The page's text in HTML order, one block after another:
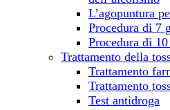
L’agopuntura
Procedura di 7
Procedura di
Trattamento della
Trattamento
Trattamento
Test antidroga